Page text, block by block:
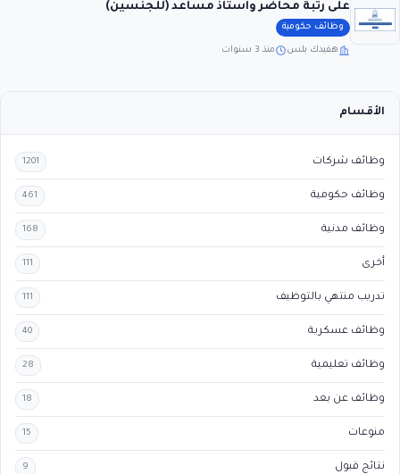
على رتبة محاضر وأستاذ مساعد (للجنسين)
وظائف حكومية
هفيدك بلس منذ 3 سنوات
الأقسام
وظائف شركات 1201
وظائف حكومية 461
وظائف مدنية 168
أخرى 111
تدريب منتهي بالتوظيف 111
وظائف عسكرية 40
وظائف تعليمية 28
وظائف عن بعد 18
منوعات 15
نتائج قبول 9